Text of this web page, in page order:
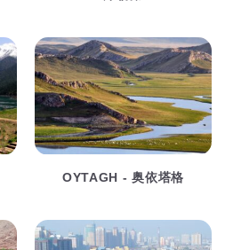
OYTAGH - 奥依塔格